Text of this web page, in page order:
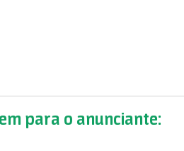
para o anunciante: